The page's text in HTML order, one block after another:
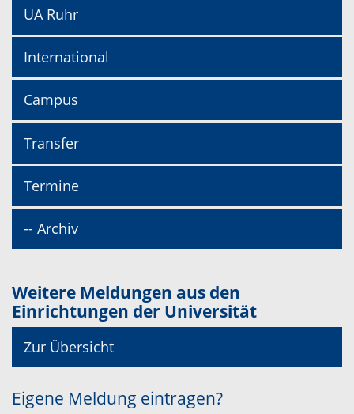
UA Ruhr
International
Campus
Transfer
Termine
-- Archiv
Weitere Meldungen aus den
Einrichtungen der Universität
Zur Übersicht
Eigene Meldung eintragen?